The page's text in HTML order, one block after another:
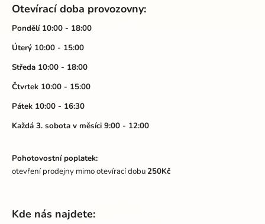
ý
Otevírací doba provozovny:
Pondělí 10:00 - 18:00
Úterý 10:00 - 15:00
Středa 10:00 - 18:00
Čtvrtek 10:00 - 15:00
Pátek 10:00 - 16:30
Každá 3. sobota v měsíci 9:00 - 12:00
Pohotovostní poplatek:
otevření prodejny mimo otevírací dobu250Kč
Kde nás najdete: